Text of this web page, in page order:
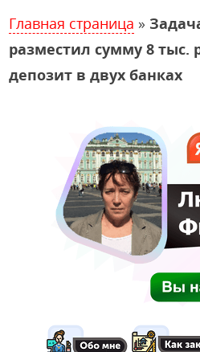
Главная страница »
разместил сумму 8 тыс.
депозит в двух банках